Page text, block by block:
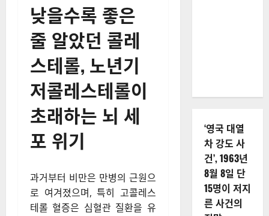
낮을수록 좋은
줄 알았던 콜레
스테롤, 노년기
저콜레스테롤이
초래하는 뇌 세
포 위기
과거부터 비만은 만병의 근원으
로 여겨졌으며, 특히 고콜레스
테롤 혈증은 심혈관 질환을 유
‘영국 대열
차 강도 사
건’, 1963년
8월 8일 단
15명이 저지
른 사건의